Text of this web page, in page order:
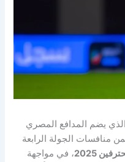
يضم المدافع المصري
منافسات الجولة الرابعة
2025
، في مواجهة